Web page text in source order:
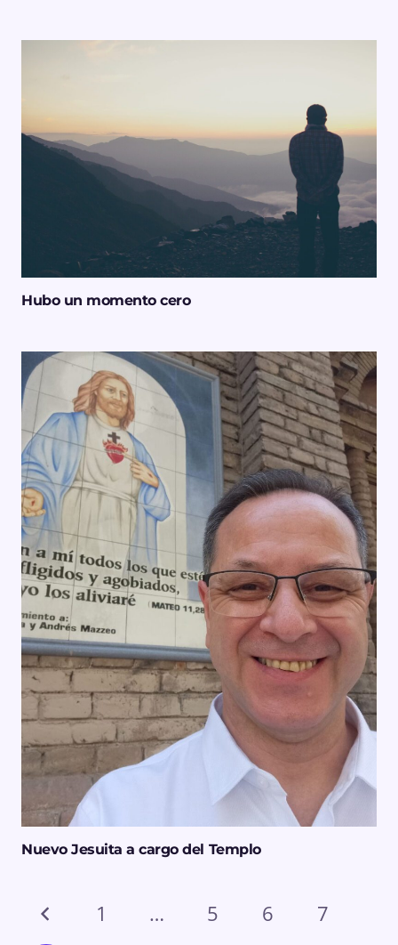
Hubo un momento cero
Nuevo Jesuita a cargo del Templo
1 … 5 6 7